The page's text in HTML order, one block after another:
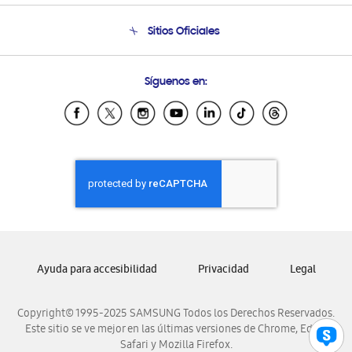
Condiciones de Compra
Soporte vía eMail
Sitios Oficiales
Samsung Ecuador
Samsung El Salvador
Samsung Honduras
Samsung Nicaragua
Samsung Panamá
Samsung Venezuela
Síguenos en:
Copyright© 1995-2025 SAMSUNG Todos los Derechos Reservados.
Este sitio se ve mejor en las últimas versiones de Chrome, Edge,
Safari y Mozilla Firefox.
Ayuda para accesibilidad Privacidad Legal